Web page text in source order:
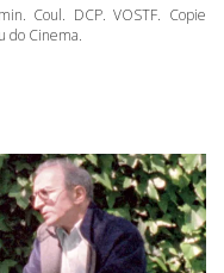
Coul. DCP.VOSTF. Copie
do Cinema.